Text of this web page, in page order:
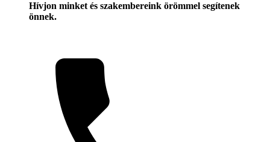
Hívjon minket és szakembereink örömmel segítenek
önnek.